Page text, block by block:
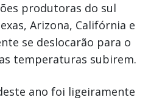
produtoras do sul
Arizona, Califórnia e
se deslocarão para o
temperaturas subirem.
ano foi ligeiramente